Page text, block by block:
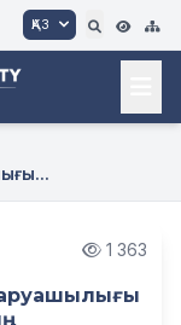
ҚАЗ
1 363